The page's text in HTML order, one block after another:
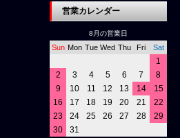
営業カレンダー
8月の営業日
Sun Mon Tue Wed Thu Fri Sat
1
2
3 4 5 6 7
8
9
10 11 12 13 14
15
16
17 18 19 20 21
22
23
24 25 26 27 28
29
30
31